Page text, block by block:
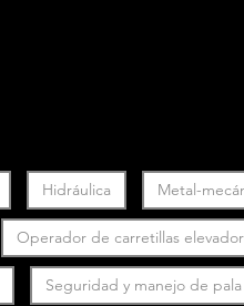
Hidráulica Metal-
Operador de carretillas
Seguridad y manejo de